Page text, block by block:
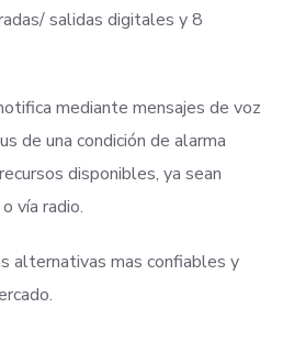
salidas digitales y 8
mediante mensajes de voz
de una condición de alarma
disponibles, ya sean
vía radio.
alternativas mas confiables y